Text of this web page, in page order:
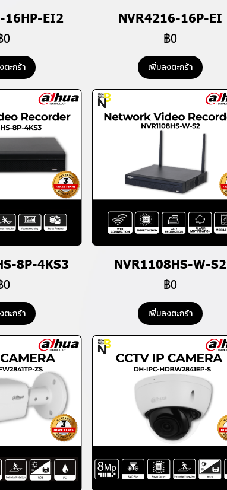
16HP-EI2
0
ตะกร้า
NVR4216-16P-EI
฿0
เพิ่มลงตะกร้า
8P-4KS3
0
ตะกร้า
NVR1108HS-W-S2
฿0
เพิ่มลงตะกร้า